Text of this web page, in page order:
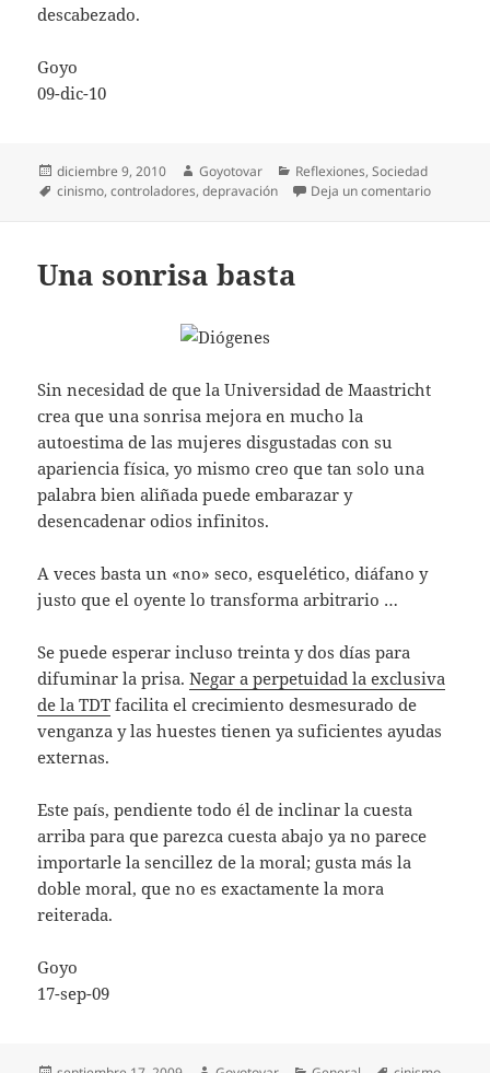
descabezado.
Goyo
09-dic-10
Publicado
el
diciembre 9, 2010 Autor
Goyotovar Categorías
Reflexiones,Sociedad
Etiquetas
cinismo,controladores,depravación Deja un comentarioen
Una sonrisa basta
Sin necesidad de que la Universidad de Maastricht
crea que una sonrisa mejora en mucho la
autoestima de las mujeres disgustadas con su
apariencia física, yo mismo creo que tan solo una
palabra bien aliñada puede embarazar y
desencadenar odios infinitos.
A veces basta un «no» seco, esquelético, diáfano y
justo que el oyente lo transforma arbitrario …
Se puede esperar incluso treinta y dos días para
difuminar la prisa.Negar a perpetuidad la exclusiva
de la TDT facilita el crecimiento desmesurado de
venganza y las huestes tienen ya suficientes ayudas
externas.
Este país, pendiente todo él de inclinar la cuesta
arriba para que parezca cuesta abajo ya no parece
importarle la sencillez de la moral; gusta más la
doble moral, que no es exactamente la mora
reiterada.
Goyo
17-sep-09